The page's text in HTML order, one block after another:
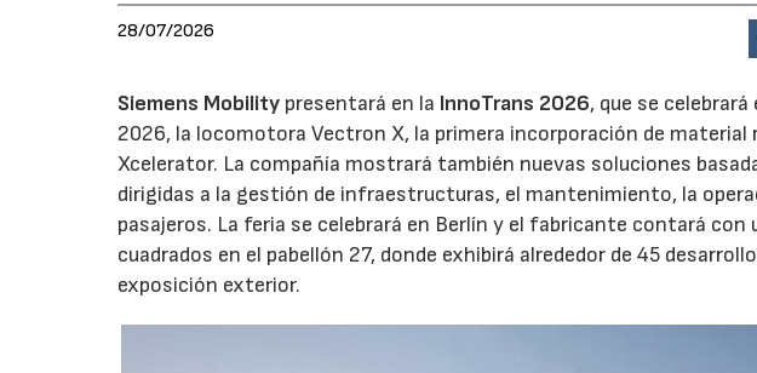
28/07/2026
Siemens Mobility presentará en la InnoTrans 2026, que se
2026, la locomotora Vectron X, la primera incorporación de
Xcelerator. La compañía mostrará también nuevas soluciones
dirigidas a la gestión de infraestructuras, el mantenimiento, la
pasajeros. La feria se celebrará en Berlín y el fabricante contará con
cuadrados en el pabellón 27, donde exhibirá alrededor de 45
exposición exterior.